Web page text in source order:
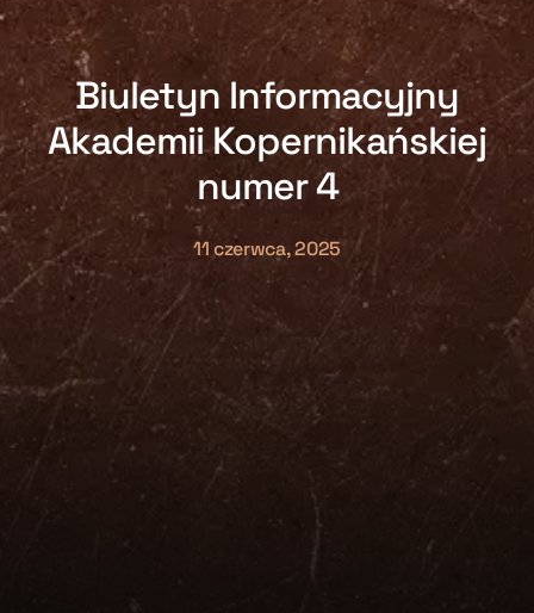
Biuletyn Informacyjny
Akademii Kopernikańskiej
numer 4
11 czerwca, 2025